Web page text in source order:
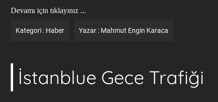
Devamı için tıklayınız ...
Kategori : Haber Yazar : Mahmut Engin Karaca
İstanblue Gece Trafiği